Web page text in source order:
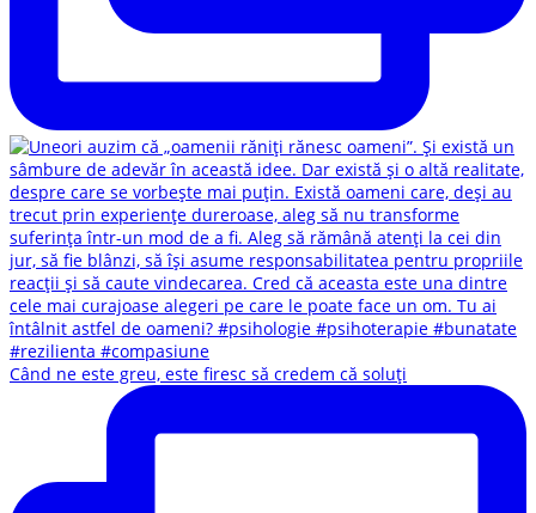
Când ne este greu, este firesc să credem că soluți